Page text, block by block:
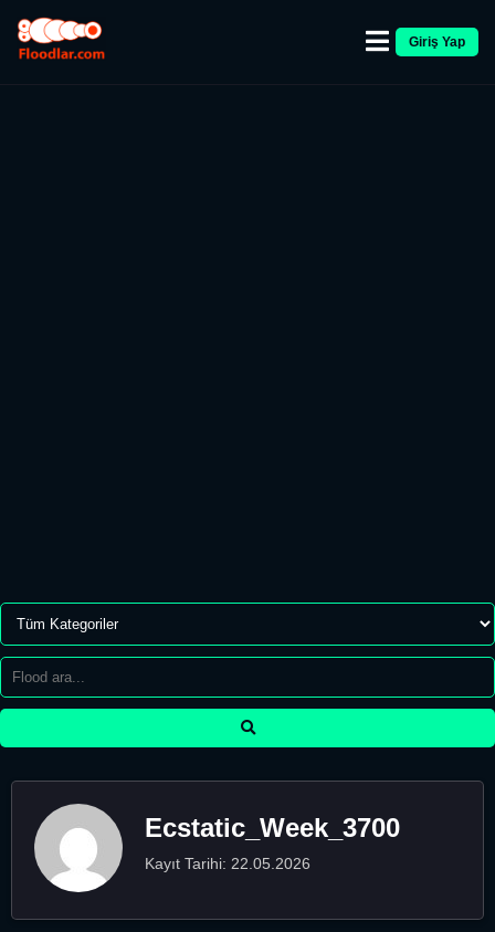
Giriş Yap
Ecstatic_Week_3700
Kayıt Tarihi: 22.05.2026